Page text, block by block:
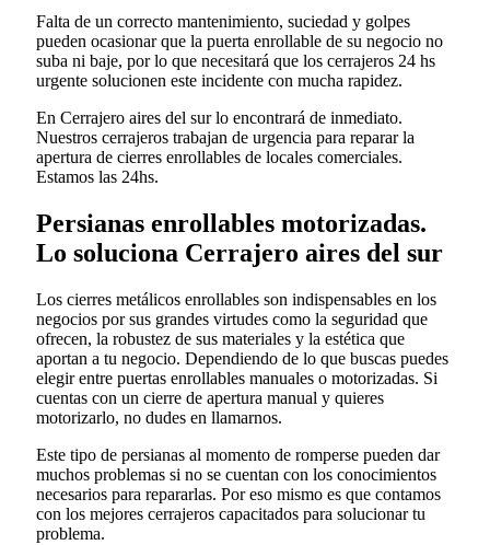
Falta de un correcto mantenimiento, suciedad y golpes
pueden ocasionar que la puerta enrollable de su negocio no
suba ni baje, por lo que necesitará que los cerrajeros 24 hs
urgente solucionen este incidente con mucha rapidez.
En Cerrajero aires del sur lo encontrará de inmediato.
Nuestros cerrajeros trabajan de urgencia para reparar la
apertura de cierres enrollables de locales comerciales.
Estamos las 24hs.
Persianas enrollables motorizadas.
Lo soluciona Cerrajero aires del sur
Los cierres metálicos enrollables son indispensables en los
negocios por sus grandes virtudes como la seguridad que
ofrecen, la robustez de sus materiales y la estética que
aportan a tu negocio. Dependiendo de lo que buscas puedes
elegir entre puertas enrollables manuales o motorizadas. Si
cuentas con un cierre de apertura manual y quieres
motorizarlo, no dudes en llamarnos.
Este tipo de persianas al momento de romperse pueden dar
muchos problemas si no se cuentan con los conocimientos
necesarios para repararlas. Por eso mismo es que contamos
con los mejores cerrajeros capacitados para solucionar tu
problema.